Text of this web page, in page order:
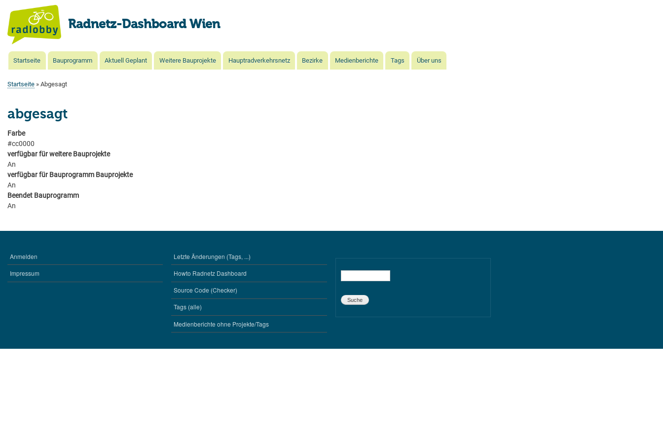
Radnetz-Dashboard Wien
MainStartseite Bauprogramm Aktuell Geplant Weitere Bauprojekte Hauptradverkehrsnetz Bezirke Medienberichte Tags Über uns
Startseite Abgesagt
abgesagt
Farbe
#cc0000
verfügbar für weitere Bauprojekte
An
verfügbar für Bauprogramm Bauprojekte
An
Beendet Bauprogramm
An
BENUTZERMENÜ
Anmelden
Impressum
WERKZEUGE
Letzte Änderungen (Tags, ...)
Howto Radnetz Dashboard
Source Code (Checker)
Tags (alle)
Medienberichte ohne Projekte/Tags
Suche